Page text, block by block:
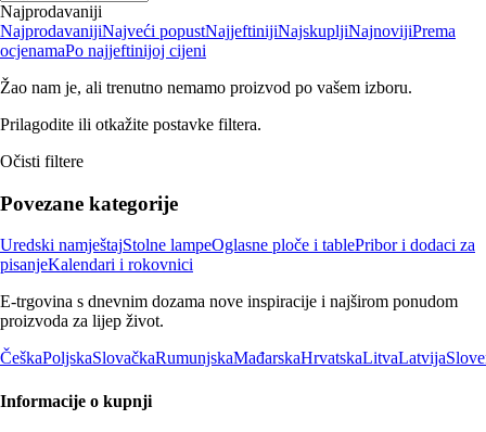
Najprodavaniji
NajprodavanijiNajveći popustNajjeftinijiNajskupljiNajnovijiPrema
ocjenamaPo najjeftinijoj cijeni
Žao nam je, ali trenutno nemamo proizvod po vašem izboru.
Prilagodite ili otkažite postavke filtera.
Očisti filtere
Povezane kategorije
Uredski namještajStolne lampeOglasne ploče i tablePribor i dodaci za
pisanjeKalendari i rokovnici
E-trgovina s dnevnim dozama nove inspiracije i najširom ponudom
proizvoda za lijep život.
ČeškaPoljskaSlovačkaRumunjskaMađarskaHrvatskaLitvaLatvija
Informacije o kupnji